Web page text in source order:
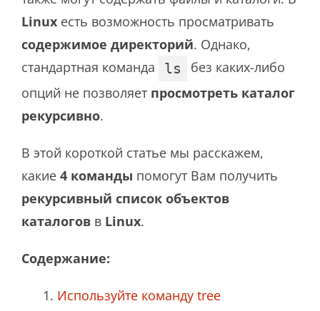
Linux есть возможность просматривать
содержимое директорий. Однако,
стандартная команда
ls
без каких-либо
опций не позволяет просмотреть каталог
рекурсивно.
В этой короткой статье мы расскажем,
какие 4 команды помогут Вам получить
рекурсивный список объектов
каталогов в Linux.
Содержание:
Используйте команду tree